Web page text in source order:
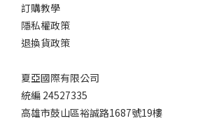
訂購教學
隱私權政策
退換貨政策
夏亞國際有限公司
統編 24527335
高雄市鼓山區裕誠路1687號19樓